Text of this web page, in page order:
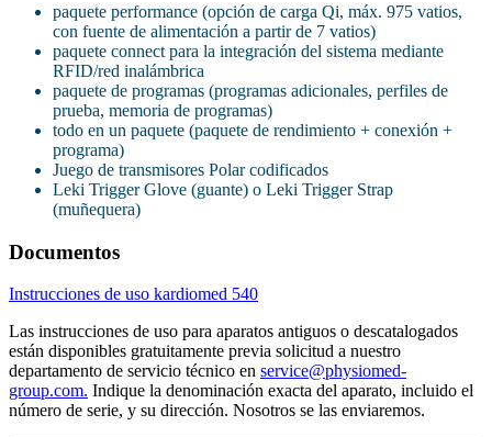
paquete performance (opción de carga Qi, máx. 975 vatios,
con fuente de alimentación a partir de 7 vatios)
paquete connect para la integración del sistema mediante
RFID/red inalámbrica
paquete de programas (programas adicionales, perfiles de
prueba, memoria de programas)
todo en un paquete (paquete de rendimiento + conexión +
programa)
Juego de transmisores Polar codificados
Leki Trigger Glove (guante) o Leki Trigger Strap
(muñequera)
Documentos
Instrucciones de uso kardiomed 540
Las instrucciones de uso para aparatos antiguos o descatalogados
están disponibles gratuitamente previa solicitud a nuestro
departamento de servicio técnico en service@physiomed-
group.com. Indique la denominación exacta del aparato, incluido el
número de serie, y su dirección. Nosotros se las enviaremos.